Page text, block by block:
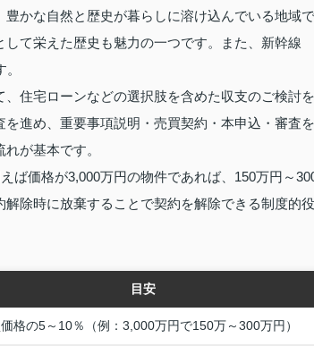
かな自然と歴史が暮らしに溶け込んでいる地域で
て栄えた歴史も魅力の一つです。また、新幹線
住宅ローンなどの選択肢を含めた収支のご検討を
進め、重要事項説明・売買契約・本申込・審査を
が基本です。
ば価格が3,000万円の物件であれば、150万円～
除時に放棄することで契約を解除できる制度的役
目安
格の5～10％（例：3,000万円で150万～300万円）